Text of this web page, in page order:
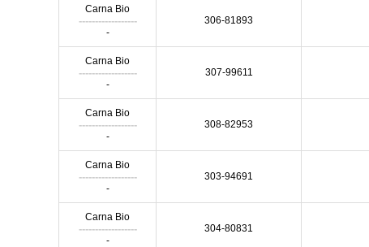
Carna Bio
------------------
-
306-81893
Carna Bio
------------------
-
307-99611
Carna Bio
------------------
-
308-82953
Carna Bio
------------------
-
303-94691
Carna Bio
------------------
-
304-80831